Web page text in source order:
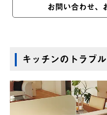
お問い合わせ、
キッチンのトラブル